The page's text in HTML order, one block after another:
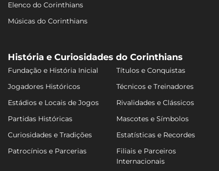
Elenco do Corinthians
Músicas do Corinthians
História e Curiosidades do Corinthians
Fundação e História Inicial
Títulos e Conquistas
Jogadores Históricos
Técnicos e Treinadores
Estádios e Locais de Jogos
Rivalidades e Clássicos
Partidas Históricas
Mascotes e Símbolos
Curiosidades e Tradições
Estatísticas e Recordes
Patrocínios e Parcerias
Filiais e Parceiros
Internacionais